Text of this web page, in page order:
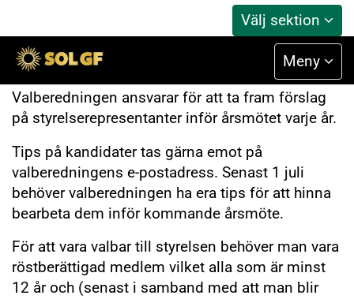
Välj sektion
Meny
Valberedningen
Valberedningen ansvarar för att ta fram förslag
på styrelserepresentanter inför årsmötet varje år.
Tips på kandidater tas gärna emot på
valberedningens e-postadress. Senast 1 juli
behöver valberedningen ha era tips för att hinna
bearbeta dem inför kommande årsmöte.
För att vara valbar till styrelsen behöver man vara
röstberättigad medlem vilket alla som är minst
12 år och (senast i samband med att man blir